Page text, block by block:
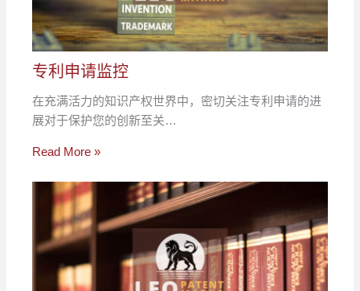
专利申请监控
在充满活力的知识产权世界中，密切关注专利申请的进
展对于保护您的创新至关…
Read More »